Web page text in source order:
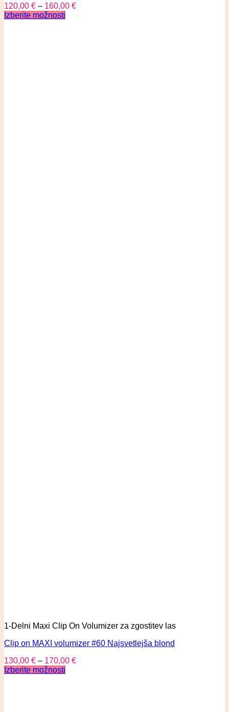
120,00 € – 160,00 €
Izberite možnosti
1-Delni Maxi Clip On Volumizer za zgostitev las
Clip on MAXI volumizer #60 Najsvetlejša blond
130,00 € – 170,00 €
Izberite možnosti